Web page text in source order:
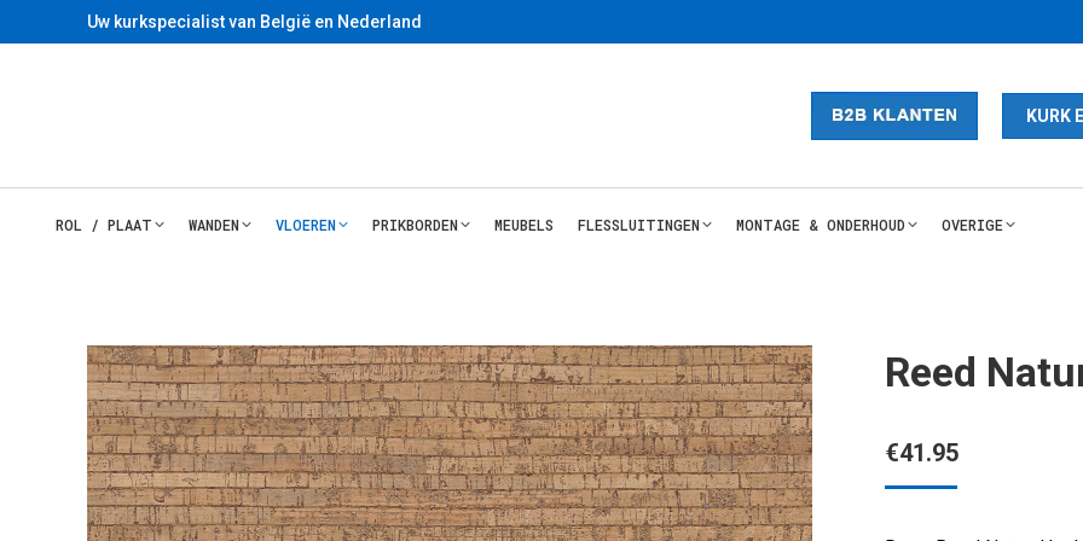
Uw kurkspecialist van België en Nederland
KURK
ROL / PLAAT WANDEN VLOEREN PRIKBORDEN MEUBELS FLESSLUITINGEN MONTAGE & ONDERHOUD OVERIGE
Reed
€41.95